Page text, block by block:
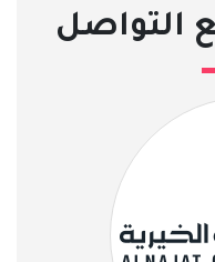
التواصل